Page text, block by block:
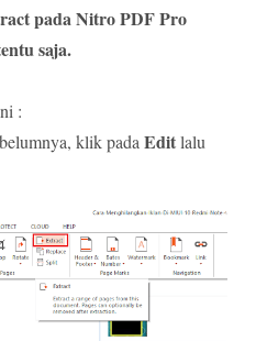
pada Nitro PDF Pro
saja.
:
klik padaEditlalu